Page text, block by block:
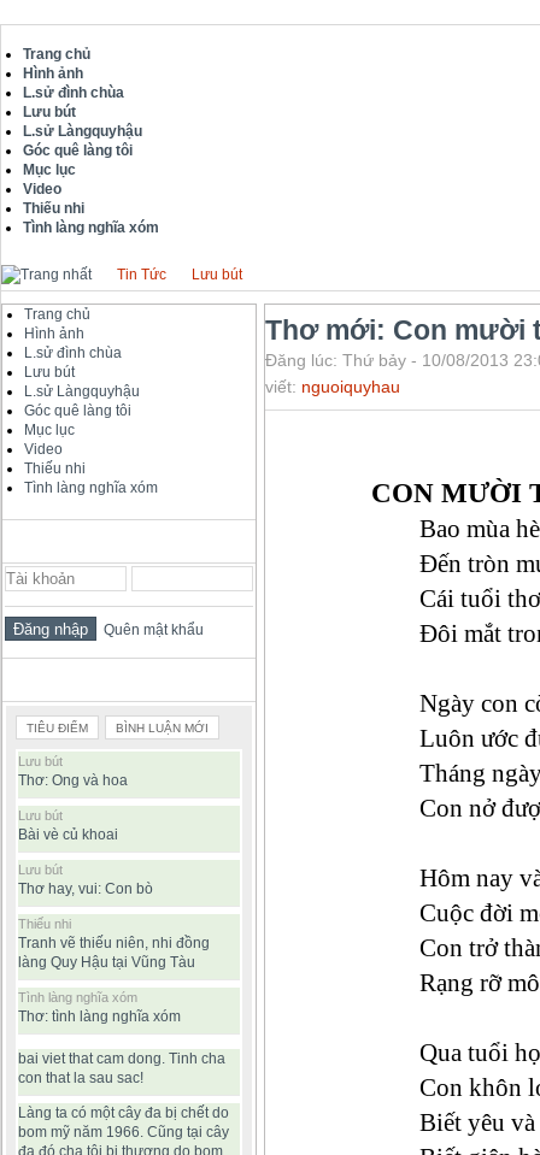
Trang chủ
Hình ảnh
L.sử đình chùa
Lưu bút
L.sử Làngquyhậu
Góc quê làng tôi
Mục lục
Video
Thiếu nhi
Tình làng nghĩa xóm
Tin Tức Lưu bút
Trang chủ
Hình ảnh
L.sử đình chùa
Lưu bút
L.sử Làngquyhậu
Góc quê làng tôi
Mục lục
Video
Thiếu nhi
Tình làng nghĩa xóm
Quên mật khẩu
TIÊU ĐIỂM BÌNH LUẬN MỚI
Lưu bút
Thơ: Ong và hoa
Lưu bút
Bài vè củ khoai
Lưu bút
Thơ hay, vui: Con bò
Thiếu nhi
Tranh vẽ thiếu niên, nhi đồng
làng Quy Hậu tại Vũng Tàu
Tình làng nghĩa xóm
Thơ: tình làng nghĩa xóm
bai viet that cam dong. Tinh cha
con that la sau sac!
Làng ta có một cây đa bị chết do
bom mỹ năm 1966. Cũng tại cây
đa đó cha tôi bị thương do bom
Thơ mới: Con mười
Đăng lúc: Thứ bảy - 10/08/2013
viết: nguoiquyhau
CON MƯỜI
Bao mùa
Đến tròn
Cái tuổi
Đôi mắt
Ngày con
Luôn ước
Tháng
Con nở
Hôm nay
Cuộc đời
Con trở
Rạng rỡ
Qua tuổi
Con khôn
Biết yêu